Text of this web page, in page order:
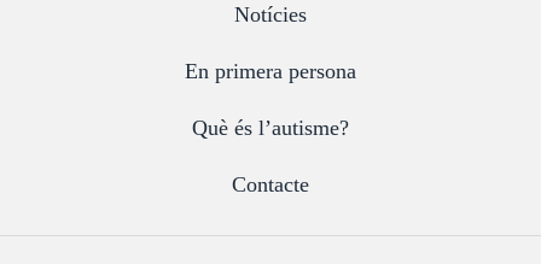
Notícies
En primera persona
Què és l’autisme?
Contacte